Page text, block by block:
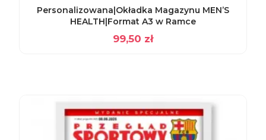
Personalizowana|Okładka Magazynu MEN’S
HEALTH|Format A3 w Ramce
99,50 zł